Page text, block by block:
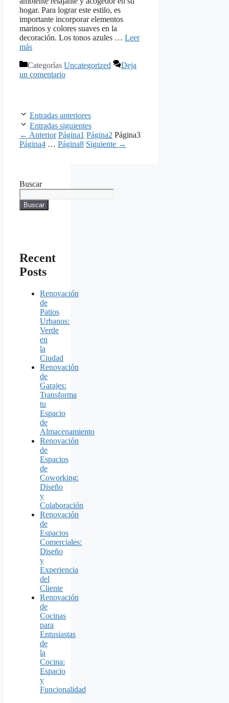
hogar. Para lograr este estilo, es
importante incorporar elementos
marinos y colores suaves en la
decoración. Los tonos azules … Leer
más
Categorías Uncategorized
Deja
un comentario
Entradas anteriores
Entradas siguientes
← Anterior Página1 Página2 Página3
Página4 … Página8 Siguiente →
Buscar
Buscar
Recent
Posts
Renovación
de
Patios
Urbanos:
Verde
en
la
Ciudad
Renovación
de
Garajes:
Transforma
tu
Espacio
de
Almacenamiento
Renovación
de
Espacios
de
Coworking:
Diseño
y
Colaboración
Renovación
de
Espacios
Comerciales:
Diseño
y
Experiencia
del
Cliente
Renovación
de
Cocinas
para
Entusiastas
de
la
Cocina:
Espacio
y
Funcionalidad